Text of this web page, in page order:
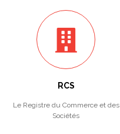
RCS
Le Registre du Commerce et des
Sociétés